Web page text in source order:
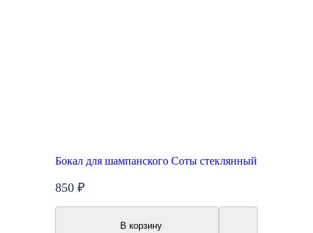
Бокал для шампанского Соты стеклянный
850 ₽
В корзину